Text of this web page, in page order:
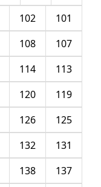
101
102
107
108
113
114
119
120
125
126
131
132
137
138